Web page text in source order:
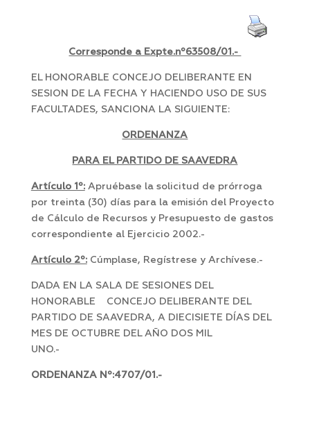
Corresponde a Expte.nº63508/01.-
EL HONORABLE CONCEJO DELIBERANTE EN
SESION DE LA FECHA Y HACIENDO USO DE SUS
FACULTADES, SANCIONA LA SIGUIENTE:
ORDENANZA
PARA EL PARTIDO DE SAAVEDRA
Artículo 1º:Apruébase la solicitud de prórroga
por treinta (30) días para la emisión del Proyecto
de Cálculo de Recursos y Presupuesto de gastos
correspondiente al Ejercicio 2002.-
Artículo 2º:Cúmplase, Regístrese y Archívese.-
DADA EN LA SALA DE SESIONES DEL
HONORABLE CONCEJO DELIBERANTE DEL
PARTIDO DE SAAVEDRA, A DIECISIETE DÍAS DEL
MES DE OCTUBRE DEL AÑO DOS MIL
UNO.-
ORDENANZA Nº:4707/01.-